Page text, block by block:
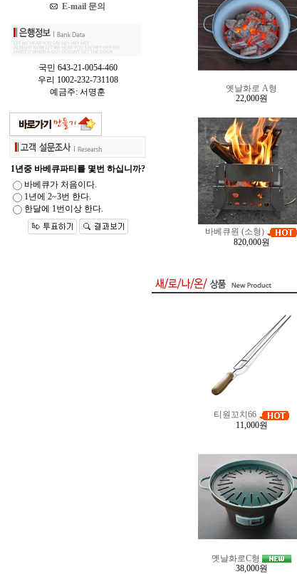
E-mail 문의
국민 643-21-0054-460
우리 1002-232-731108
예금주: 서명훈
1년중 바베큐파티를 몇번 하십니까?
바베큐가 처음이다.
1년에 2~3번 한다.
한달에 1번이상 한다.
옛날화로 A형
22,000원
바베큐원 (소형)
820,000원
티원꼬치66
11,000원
옛날화로C형
38,000원